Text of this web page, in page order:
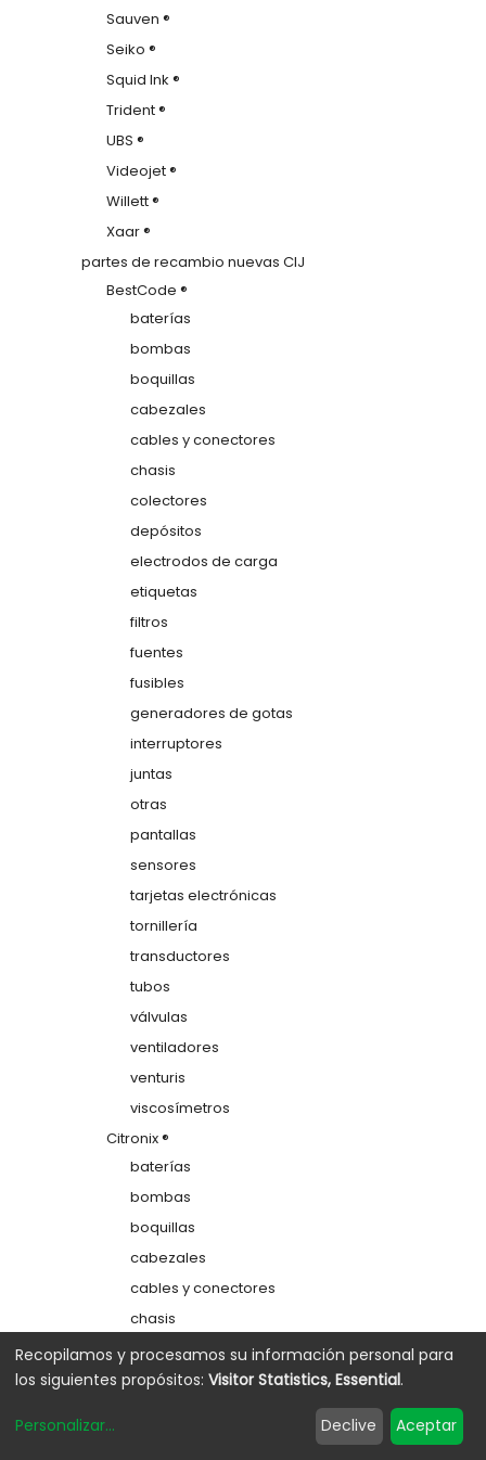
Sauven ®
Seiko ®
Squid Ink ®
Trident ®
UBS ®
Videojet ®
Willett ®
Xaar ®
partes de recambio nuevas CIJ
BestCode ®
baterías
bombas
boquillas
cabezales
cables y conectores
chasis
colectores
depósitos
electrodos de carga
etiquetas
filtros
fuentes
fusibles
generadores de gotas
interruptores
juntas
otras
pantallas
sensores
tarjetas electrónicas
tornillería
transductores
tubos
válvulas
ventiladores
venturis
viscosímetros
Citronix ®
baterías
bombas
boquillas
cabezales
cables y conectores
chasis
colectores
depósitos
Recopilamos y procesamos su información personal para
los siguientes propósitos: Visitor Statistics, Essential.
Personalizar... Declive Aceptar